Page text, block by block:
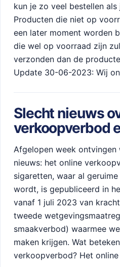
kun je zo veel bestellen
Producten die niet op
een later moment worden
die wel op voorraad zijn
verzonden dan de
Update 30-06-2023: Wij
Slecht nieuws
verkoopverbod
Afgelopen week
nieuws: het online
sigaretten, waar al
wordt, is gepubliceerd in
vanaf 1 juli 2023 van
tweede
smaakverbod) waarmee
maken krijgen. Wat
verkoopverbod? Het